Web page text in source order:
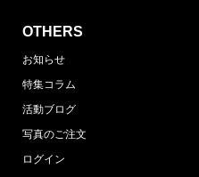
OTHERS
お知らせ
特集コラム
活動ブログ
写真のご注文
ログイン